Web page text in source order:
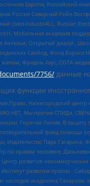
Европа, Российский
Россия Северный Рейн-
союз IndustriALL, Russian
Мобильная академия
Открытый диалог,
Свобод, Фонд Бориса
Фридом Хаус, СОТА
7756/ данные
функции
Нижегородский
Мы против СПИДа,
Горячая Линия, В
фонд помощи
Издательство Парк
по правам человека,
развития некоммерческих
развития прессы -
наследия академика